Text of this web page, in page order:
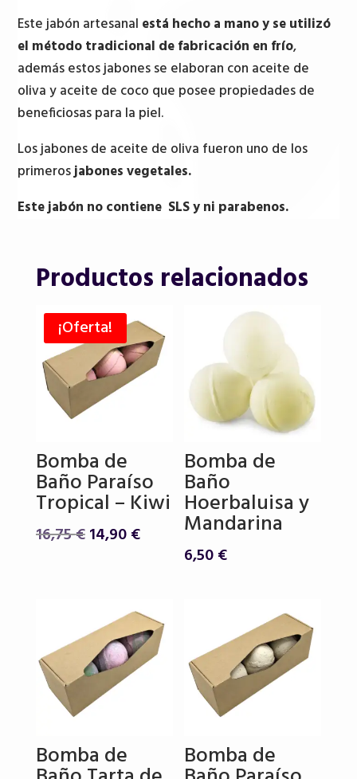
Este jabón artesanal está hecho a mano y se utilizó
el método tradicional de fabricación en frío,
además estos jabones se elaboran con aceite de
oliva y aceite de coco que posee propiedades de
beneficiosas para la piel.
Los jabones de aceite de oliva fueron uno de los
primerosjabones vegetales.
Este jabón no contiene SLS y ni parabenos.
Productos relacionados
¡Oferta!
Bomba de
Baño Paraíso
Tropical – Kiwi
16,75€El
16,75 €.
14,90€El
14,90 €.
Bomba de
Baño
Hoerbaluisa y
Mandarina
6,50€
Bomba de Bomba de